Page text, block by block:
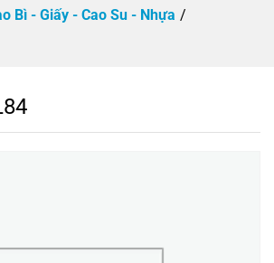
Bì - Giấy - Cao Su - Nhựa /